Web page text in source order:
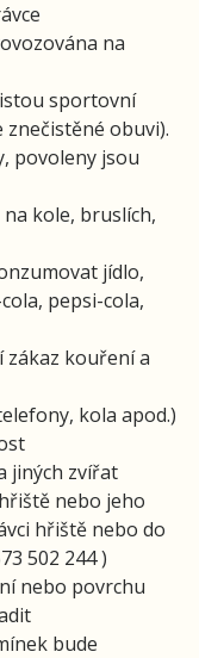
na
sportovní
obuvi).
povoleny jsou
kole, bruslích,
jídlo,
pepsi-cola,
kouření a
kola apod.)
jiných zvířat
nebo jeho
hřiště nebo do
502 244 )
nebo povrchu
bude